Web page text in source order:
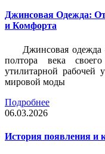
Джинсовая Одежда:
и Комфорта
Джинсовая одежда
полтора века
утилитарной рабочей
мировой моды
Подробнее
06.03.2026
История появления и